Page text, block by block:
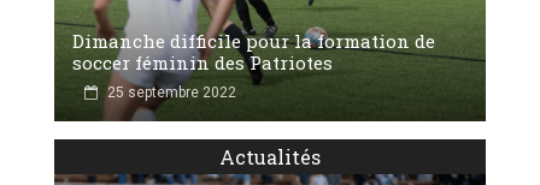
Dimanche difficile pour la formation de
soccer féminin des Patriotes
25 septembre 2022
Actualités